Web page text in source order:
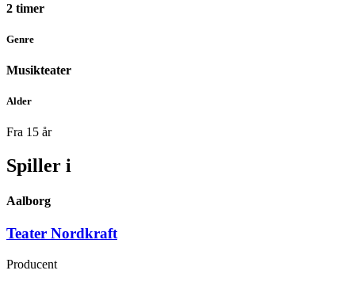
2 timer
Genre
Musikteater
Alder
Fra 15 år
Spiller i
Aalborg
Teater Nordkraft
Producent